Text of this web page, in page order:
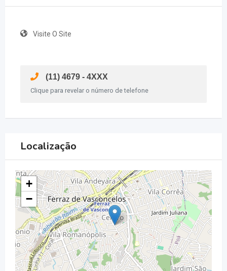
Visite O Site
(11) 4679 - 4XXX
Clique para revelar o número de telefone
Localização
+
−